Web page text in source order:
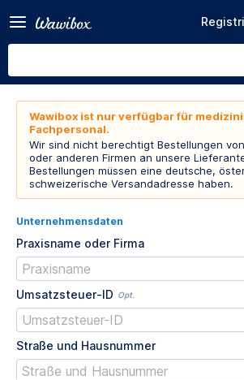
Wawibox ist nur verfügbar für
Fachpersonal.
Wir sind nicht berechtigt Bestellungen
oder anderen Firmen an unsere
Bestellungen müssen eine deutsche,
schweizerische Versandadresse haben.
Unternehmensdaten
Praxisname oder Firma
Umsatzsteuer-ID Opt.
Straße und Hausnummer